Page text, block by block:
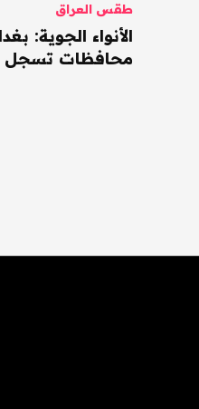
طقس العراق
محافظات تسجل 50 مئوية غداً